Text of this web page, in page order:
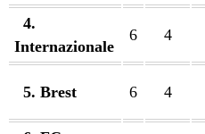
4.
Internazionale
6 4
5. Brest 6 4